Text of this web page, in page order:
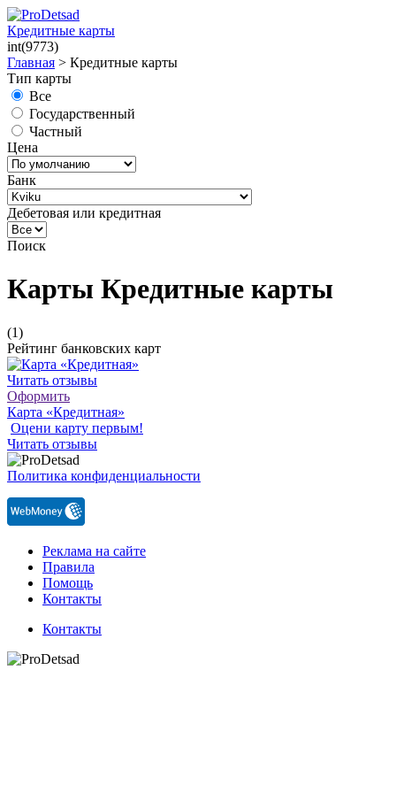
Кредитные карты
int(9773)
Главная > Кредитные карты
Тип карты
Все
Государственный
Частный
Цена
Банк
Дебетовая или кредитная
Поиск
Карты Кредитные карты
(1)
Рейтинг банковских карт
Читать отзывы
Оформить
Карта «Кредитная»
Оцени карту первым!
Читать отзывы
Политика конфиденциальности
Реклама на сайте
Правила
Помощь
Контакты
Контакты